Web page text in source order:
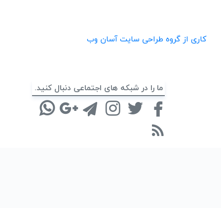
کاری از گروه طراحی سایت آسان وب
ما را در شبکه های اجتماعی دنبال کنید.